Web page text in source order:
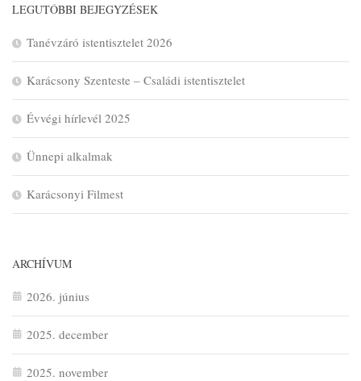
LEGUTÓBBI BEJEGYZÉSEK
Tanévzáró istentisztelet 2026
Karácsony Szenteste – Családi istentisztelet
Évvégi hírlevél 2025
Ünnepi alkalmak
Karácsonyi Filmest
ARCHÍVUM
2026. június
2025. december
2025. november